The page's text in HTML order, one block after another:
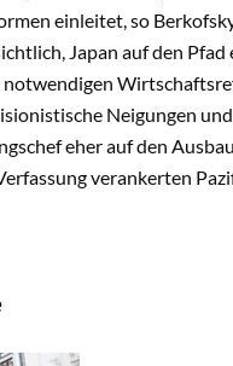
einleitet, so
Japan auf den
Neigungen
eher auf den
verankerten